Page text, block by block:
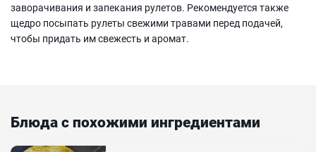
заворачивания и запекания рулетов. Рекомендуется также
щедро посыпать рулеты свежими травами перед подачей,
чтобы придать им свежесть и аромат.
Блюда с похожими ингредиентами